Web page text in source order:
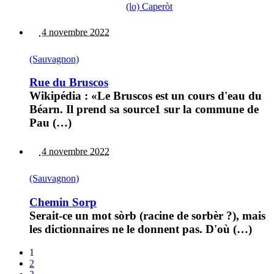
(lo) Caperòt
4 novembre 2022
(Sauvagnon)
Rue du Bruscos
Wikipédia : «Le Bruscos est un cours d'eau du
Béarn. Il prend sa source1 sur la commune de
Pau (…)
4 novembre 2022
(Sauvagnon)
Chemin Sorp
Serait-ce un mot sòrb (racine de sorbèr ?), mais
les dictionnaires ne le donnent pas. D'où (…)
1
2